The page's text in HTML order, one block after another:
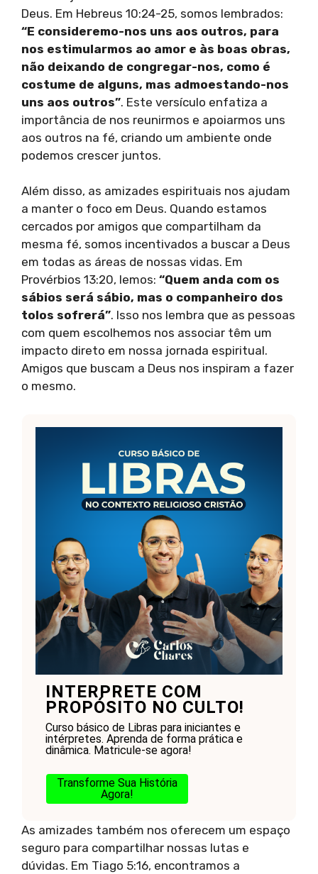
Deus. Em Hebreus 10:24-25, somos lembrados:
“E consideremo-nos uns aos outros, para
nos estimularmos ao amor e às boas obras,
não deixando de congregar-nos, como é
costume de alguns, mas admoestando-nos
uns aos outros”. Este versículo enfatiza a
importância de nos reunirmos e apoiarmos uns
aos outros na fé, criando um ambiente onde
podemos crescer juntos.
Além disso, as amizades espirituais nos ajudam
a manter o foco em Deus. Quando estamos
cercados por amigos que compartilham da
mesma fé, somos incentivados a buscar a Deus
em todas as áreas de nossas vidas. Em
Provérbios 13:20, lemos: “Quem anda com os
sábios será sábio, mas o companheiro dos
tolos sofrerá”. Isso nos lembra que as pessoas
com quem escolhemos nos associar têm um
impacto direto em nossa jornada espiritual.
Amigos que buscam a Deus nos inspiram a fazer
o mesmo.
INTERPRETE COM
PROPÓSITO NO CULTO!
Curso básico de Libras para iniciantes e
intérpretes. Aprenda de forma prática e
dinâmica. Matricule-se agora!
Transforme Sua História
Agora!
As amizades também nos oferecem um espaço
seguro para compartilhar nossas lutas e
dúvidas. Em Tiago 5:16, encontramos a